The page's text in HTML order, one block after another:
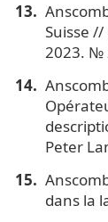
Suisse
2023. №
Peter
dans la